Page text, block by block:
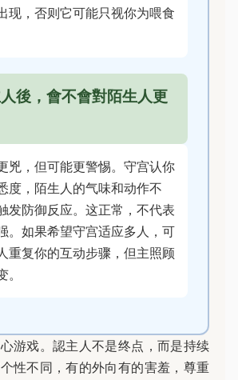
现，否则它可能只视你为喂食
後，會不會對陌生人更
兇，但可能更警惕。守宫认你
度，陌生人的气味和动作不
发防御反应。这正常，不代表
。如果希望守宫适应多人，可
重复你的互动步骤，但主照顾
游戏。認主人不是终点，而是持续
性不同，有的外向有的害羞，尊重